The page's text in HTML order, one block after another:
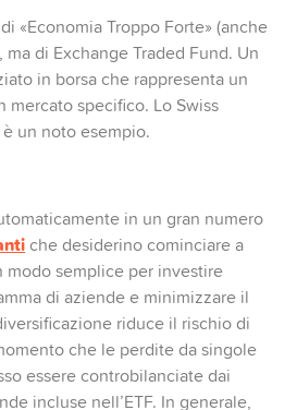
«Economia Troppo Forte» (anche
di Exchange Traded Fund. Un
in borsa che rappresenta un
mercato specifico. Lo Swiss
un noto esempio.
in un gran numero
che desiderino cominciare a
modo semplice per investire
di aziende e minimizzare il
riduce il rischio di
che le perdite da singole
essere controbilanciate dai
incluse nell’ETF. In generale,